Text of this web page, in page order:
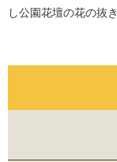
し公園花壇の花の抜